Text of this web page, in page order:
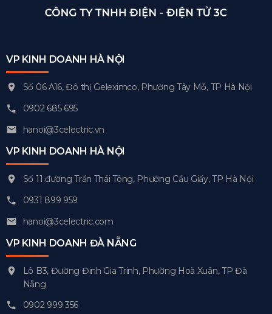
VP KINH DOANH HÀ NỘI
Số 06 A16, Đô thị Geleximco, Phường Tây Mỗ, TP Hà Nội
0902 685 695
hanoi@3celectric.vn
VP KINH DOANH HÀ NỘI
Số 11 đường Trần Thái Tông, Phường Cầu Giấy, TP Hà Nội
0931 899 959
hanoi@3celectric.com
VP KINH DOANH ĐÀ NẴNG
Lô B3, Đường Đinh Gia Trinh, Phường Hoà Xuân, TP Đà
Nẵng
0902 999 356